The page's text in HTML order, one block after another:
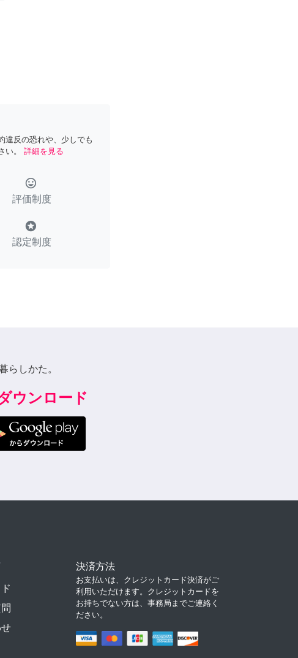
違反の恐れや、少しでも
。
詳細を見る
tag_faces
評価制度
stars
認定制度
らしかた。
ウンロード
決済方法
お支払いは、クレジットカード決済がご
利用いただけます。クレジットカードを
お持ちでない方は、事務局までご連絡く
ださい。